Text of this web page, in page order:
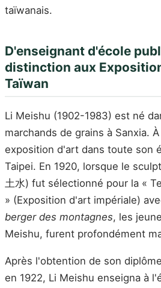
taïwanais.
D'enseignant d'école
distinction aux
Taïwan
Li Meishu (1902-1983) est né
marchands de grains à Sanxia.
exposition d'art dans toute son
Taipei. En 1920, lorsque le
土水) fut sélectionné pour la «
» (Exposition d'art impériale)
berger des montagnes, les
Meishu, furent profondément
Après l'obtention de son
en 1922, Li Meishu enseigna à